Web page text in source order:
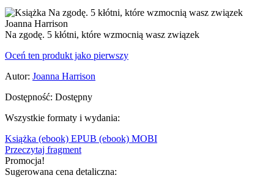
Na zgodę. 5 kłótni, które wzmocnią wasz związek
Oceń ten produkt jako pierwszy
Autor: Joanna Harrison
Dostępność: Dostępny
Wszystkie formaty i wydania:
Książka (ebook) EPUB (ebook) MOBI
Przeczytaj fragment
Promocja!
Sugerowana cena detaliczna: